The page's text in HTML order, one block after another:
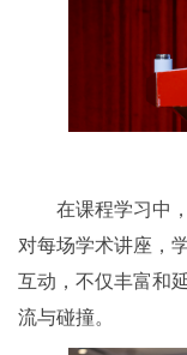
在课程学习中
对每场学术讲座，
互动，不仅丰富和
流与碰撞。